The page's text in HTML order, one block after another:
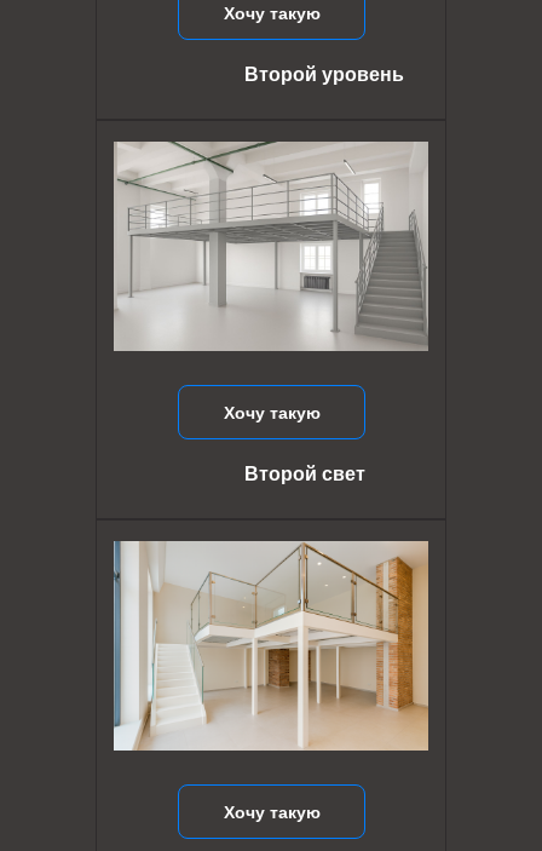
Хочу такую
Хочу такую
Второй свет
Хочу такую
Второй уровень